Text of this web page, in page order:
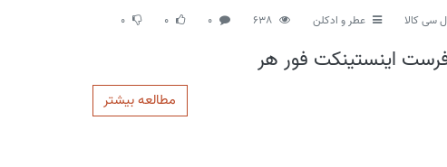
سی کالا عطر و ادکلن 638
0
0
0
فرست اینستینکت فور هر
مطالعه بیشتر